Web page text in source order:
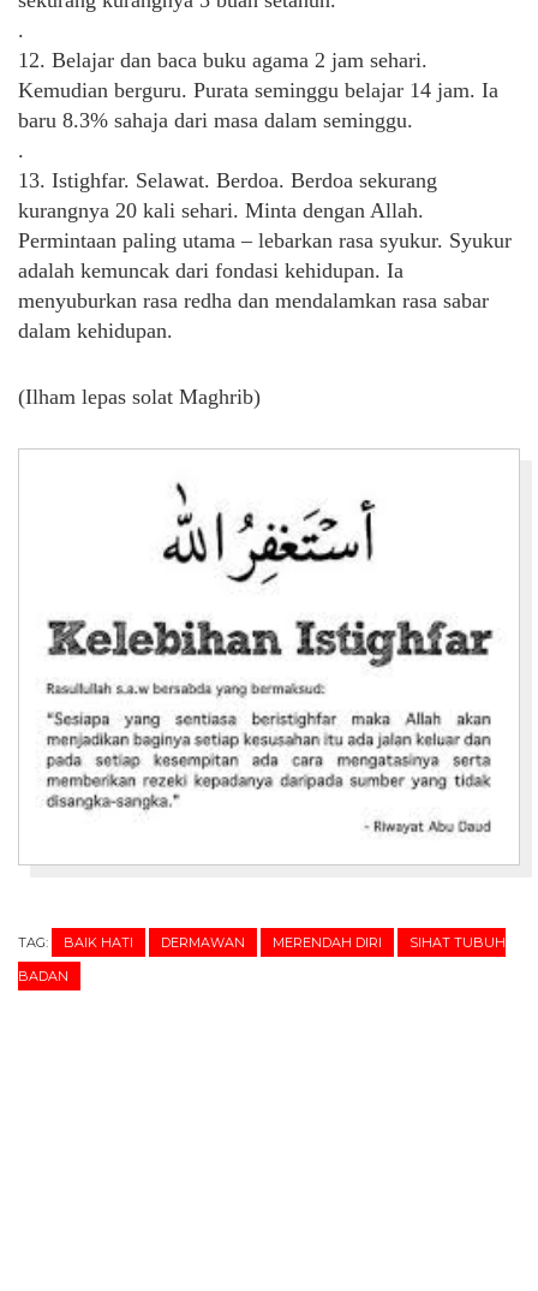
.
12. Belajar dan baca buku agama 2 jam sehari.
Kemudian berguru. Purata seminggu belajar 14 jam. Ia
baru 8.3% sahaja dari masa dalam seminggu.
.
13. Istighfar. Selawat. Berdoa. Berdoa sekurang
kurangnya 20 kali sehari. Minta dengan Allah.
Permintaan paling utama – lebarkan rasa syukur. Syukur
adalah kemuncak dari fondasi kehidupan. Ia
menyuburkan rasa redha dan mendalamkan rasa sabar
dalam kehidupan.
(Ilham lepas solat Maghrib)
TAG: BAIK HATI DERMAWAN MERENDAH DIRI
SIHAT TUBUH
BADAN